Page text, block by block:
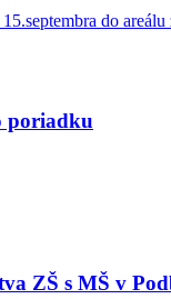
do
poriadku
ZŠ s MŠ v